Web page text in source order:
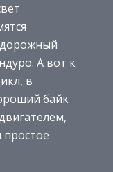
А вот к
в
байк